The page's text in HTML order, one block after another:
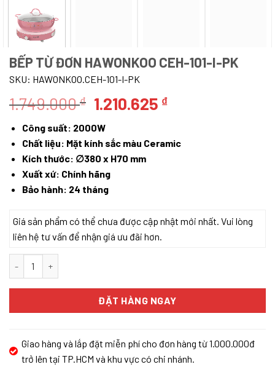
BẾP TỪ ĐƠN HAWONKOO CEH-101-I-PK
SKU: HAWONKOO.CEH-101-I-PK
1.749.000₫ Giá
là:
1.749.000 ₫.
1.210.625 ₫Giá
tại
là:
Công suất: 2000W
Chất liệu: Mặt kính sắc màu Ceramic
Kích thước: ∅380 x H70 mm
Xuất xứ: Chính hãng
Bảo hành: 24 tháng
Giá sản phẩm có thể chưa được cập nhật mới nhất. Vui lòng
liên hệ tư vấn để nhận giá ưu đãi hơn.
ĐẶT HÀNG NGAY
Giao hàng và lắp đặt miễn phí cho đơn hàng từ 1.000.000đ
trở lên tại TP.HCM và khu vực có chi nhánh.